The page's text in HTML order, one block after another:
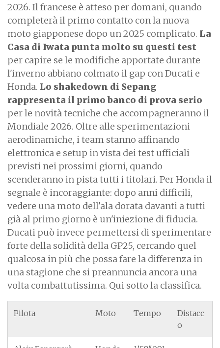
2026. Il francese è atteso per domani, quando
completerà il primo contatto con la nuova
moto giapponese dopo un 2025 complicato. La
Casa di Iwata punta molto su questi test
per capire se le modifiche apportate durante
l'inverno abbiano colmato il gap con Ducati e
Honda. Lo shakedown di Sepang
rappresenta il primo banco di prova serio
per le novità tecniche che accompagneranno il
Mondiale 2026. Oltre alle sperimentazioni
aerodinamiche, i team stanno affinando
elettronica e setup in vista dei test ufficiali
previsti nei prossimi giorni, quando
scenderanno in pista tutti i titolari. Per Honda il
segnale è incoraggiante: dopo anni difficili,
vedere una moto dell'ala dorata davanti a tutti
già al primo giorno è un'iniezione di fiducia.
Ducati può invece permettersi di sperimentare
forte della solidità della GP25, cercando quel
qualcosa in più che possa fare la differenza in
una stagione che si preannuncia ancora una
volta combattutissima. Qui sotto la classifica.
Pilota Moto Tempo
Distacc
o